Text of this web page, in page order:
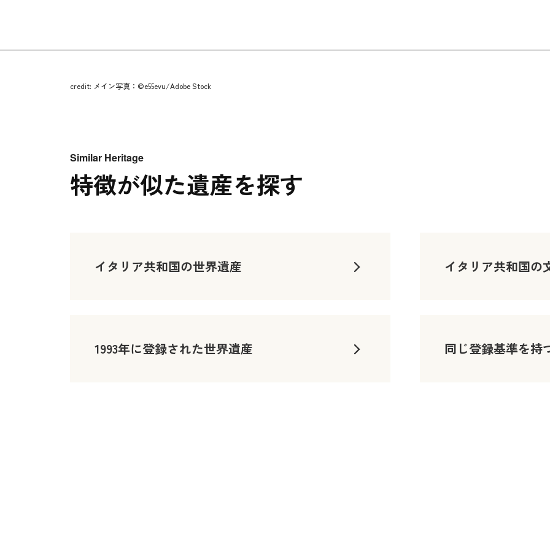
credit: メイン写真：©e55evu/Adobe Stock
Similar Heritage
特徴が似た遺産を探す
イタリア共和国の世界遺産 イタリア共和国の
1993年に登録された世界遺産 同じ登録基準を持